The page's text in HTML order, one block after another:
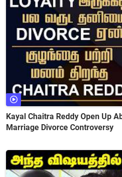
Kayal Chaitra Reddy Open Up About Her Baby
Marriage Divorce Controversy